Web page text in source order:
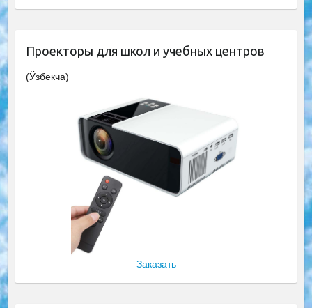
Проекторы для школ и учебных центров
(Ўзбекча)
Заказать